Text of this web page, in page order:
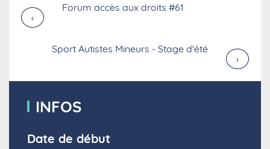
›
Forum accès aux droits #61
Sport Autistes Mineurs - Stage d'été
›
INFOS
Date de début